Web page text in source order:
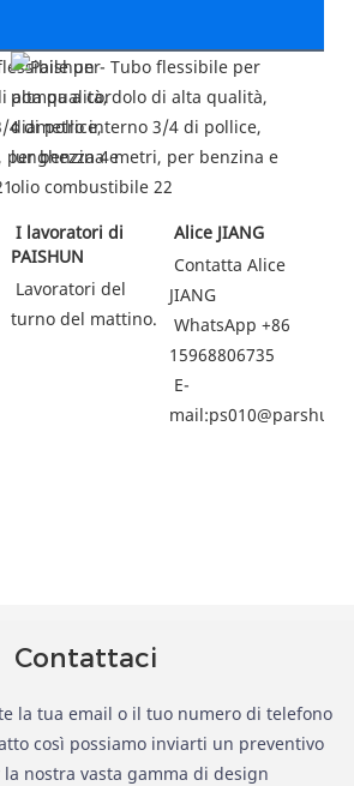
PAISHUN
turno del mattino.
Alice JIANG
Contatta Alice
JIANG
WhatsApp +86
15968806735
Contattaci
la tua email o il tuo numero di telefono
così possiamo inviarti un preventivo
nostra vasta gamma di design